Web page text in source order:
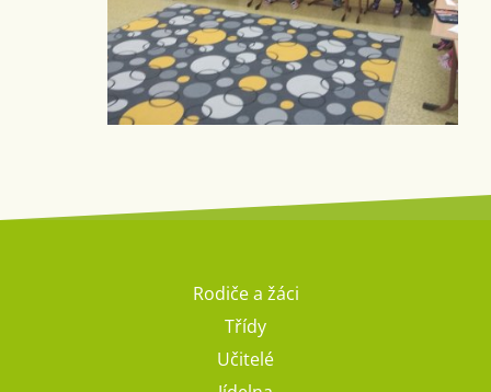
Rodiče a žáci
Třídy
Učitelé